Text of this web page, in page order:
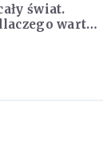
świat.
warto